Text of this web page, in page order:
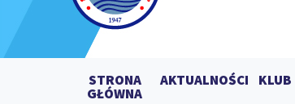
STRONA
GŁÓWNA
AKTUALNOŚCI KLUB